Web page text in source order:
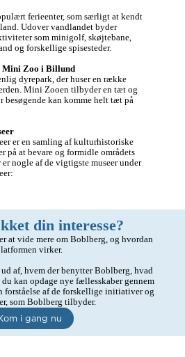
ferieenter, som særligt at kendt
Udover vandlandet byder
som minigolf, skøjtebane,
og forskellige spisesteder.
Mini Zoo i Billund
dyrepark, der huser en række
Mini Zooen tilbyder en tæt og
besøgende kan komme helt tæt på
er en samling af kulturhistoriske
på at bevare og formidle områdets
nogle af de vigtigste museer under
din interesse?
at vide mere om Boblberg, og hvordan
virker.
af, hvem der benytter Boblberg, hvad
kan opdage nye fællesskaber gennem
forståelse af de forskellige initiativer og
som Boblberg tilbyder.
i gang nu